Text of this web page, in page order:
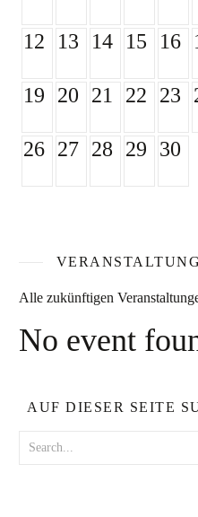
12 13 14 15 16
19 20 21 22 23
26 27 28 29 30
Alle zukünftigen
No event
AUF DIESER SEITE